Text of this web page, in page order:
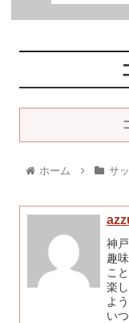
ホーム サ
神
趣
こと
楽
よう
い